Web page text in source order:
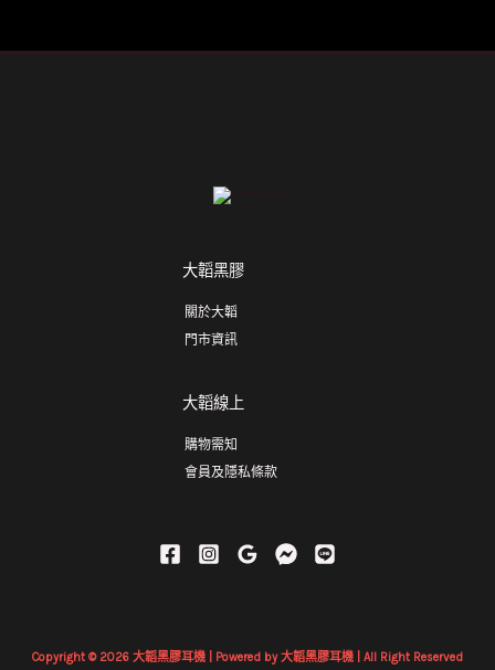
大韜黑膠
關於大韜
門市資訊
大韜線上
購物需知
會員及隱私條款
Copyright © 2026 大韜黑膠耳機 | Powered by 大韜黑膠耳機 | All Right Reserved